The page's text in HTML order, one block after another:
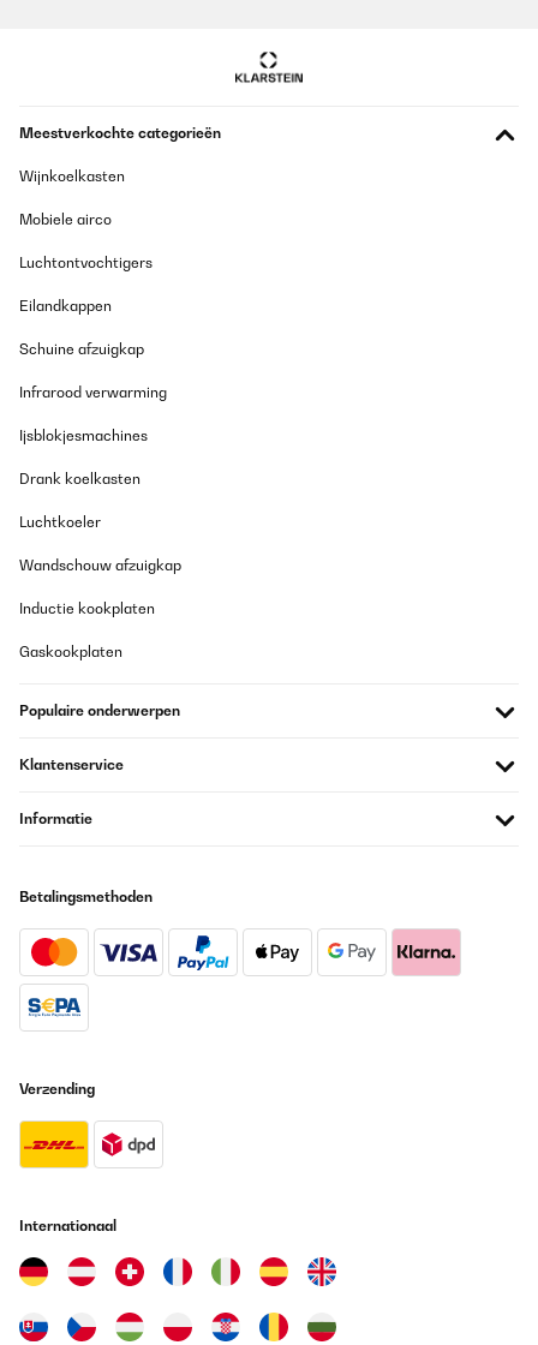
Steuerung und Verbindung funktioniert sehr gut!
Vertaal
Das Thema Infrarot Heizung zieht bei mir zum ersten mal
Zimmer im Winter warm. Ist zwar dafür nicht gedacht
consumo que ofrezca un calor directo y agradable. Al ser de
infrarrojos, no calienta el aire como un calefactor tradicional,
cómodo y no reseca el ambiente.Los 700 W rinden bien, pero es
par de metros. Por eso es ideal colocarlo en la zona superior del
disminuye bastante y no calienta tanto la estancia.La
detección de presencia ayuda a ahorrar energía reduciendo la
o dormir sin ruidos.El diseño es moderno, discreto y al ir en la
directo y agradable, y la comodidad de controlarlo desde el
estás relativamente cerca de él.
Usuario/a de amazon
Vertaal
Abbiamo acquistato questo quadro elettrico quasi un anno fa, ci
siamo trovati benissimo, oltre ad essere molto bello
di 10/15mq riesce benissimo a dare quel calore
se ci sono oggetti vicino a sé!È un acquisto molto carino, lo
ricomprerò sicuramente per un’altra stanza.Super consigliato
Utente Amazon
Meestverkochte categorieën
Wijnkoelkasten
Mobiele airco
Luchtontvochtigers
Eilandkappen
Schuine afzuigkap
Infrarood verwarming
Ijsblokjesmachines
Drank koelkasten
Luchtkoeler
Wandschouw afzuigkap
Inductie kookplaten
Gaskookplaten
Populaire onderwerpen
Klantenservice
Informatie
Betalingsmethoden
Verzending
Internationaal